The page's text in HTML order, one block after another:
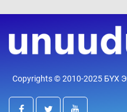
23 цаг 0 мин
үйлчилж
23 цаг 30 мин
Copyrights © 2010-2025